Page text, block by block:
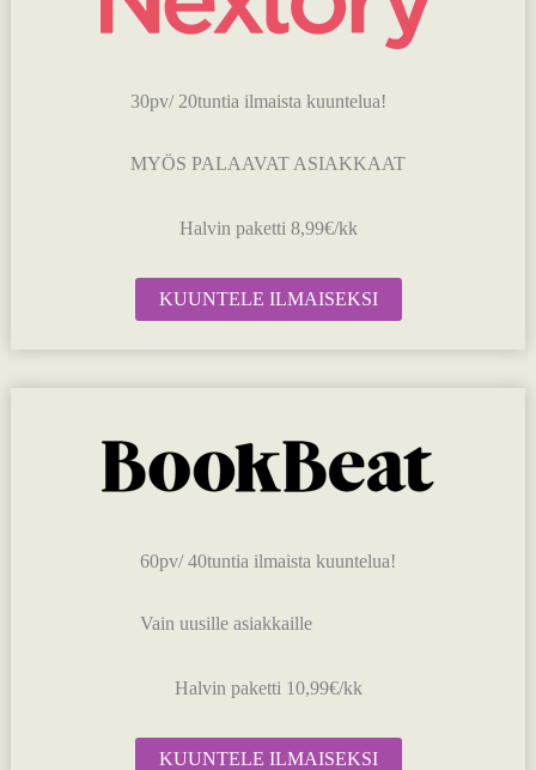
30pv/ 20tuntia ilmaista kuuntelua!
MYÖS PALAAVAT ASIAKKAAT
Halvin paketti 8,99€/kk
KUUNTELE ILMAISEKSI
60pv/ 40tuntia ilmaista kuuntelua!
Vain uusille asiakkaille
Halvin paketti 10,99€/kk
KUUNTELE ILMAISEKSI